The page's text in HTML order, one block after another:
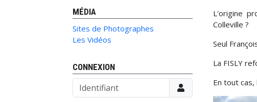
MÉDIA
Sites de Photographes
Les Vidéos
CONNEXION
Identifiant
L'origine
Colleville ?
Seul
La FISLY
En tout